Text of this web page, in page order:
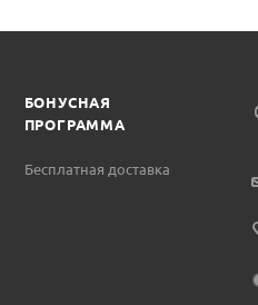
БОНУСНАЯ
ПРОГРАММА
Бесплатная доставка